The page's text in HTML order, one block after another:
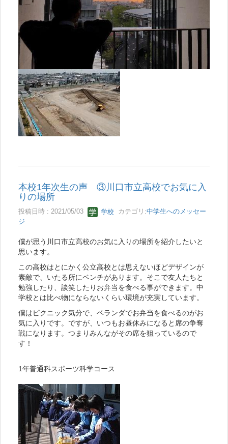
本校1年次生の声 ③川口市立高校でお気に入
りの場所
投稿日時 : 2021/05/03 学校 カテゴリ:中学生へのメッセー
ジ
僕が思う川口市立高校のお気に入りの場所を紹介したいと
思います。
この高校はとにかく公立高校とは思えないほどデザインが
素敵で、いたる所にベンチがあります。そこで友人たちと
勉強したり、談笑したりお弁当を食べる事ができます。中
学校とは比べ物にならないくらい環境が充実しています。
僕はピクニック気分で、ベランダでお弁当を食べるのがお
気に入りです。ですが、いつもお昼休みになると席の争奪
戦になります。つまりみんながその席を狙っているので
す！
1年普通科スポーツ科学コース